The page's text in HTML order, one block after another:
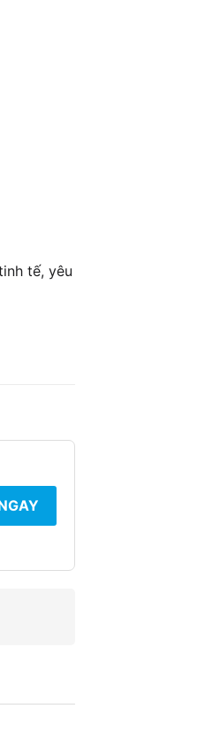
tế, yêu